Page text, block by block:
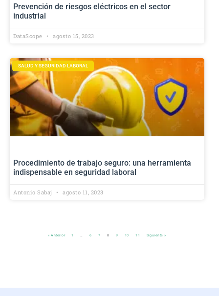
Prevención de riesgos eléctricos en el sector
industrial
DataScope agosto 15, 2023
SALUD Y SEGURIDAD LABORAL
Procedimiento de trabajo seguro: una herramienta
indispensable en seguridad laboral
Antonio Sabaj agosto 11, 2023
« Anterior 1 … 6 7 8 9 10 11 Siguiente »